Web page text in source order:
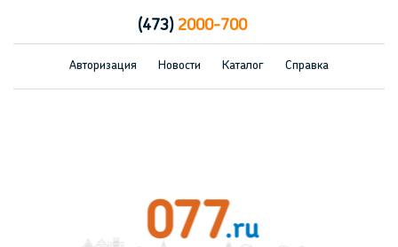
(473)2000-700
Авторизация Новости Каталог Справка